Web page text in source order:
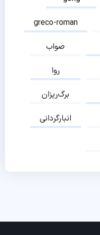
greco-roman
صواب
روا
برگ‌ریزان
انبارگردانی